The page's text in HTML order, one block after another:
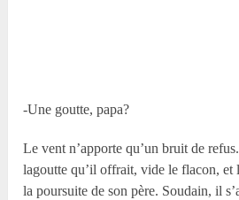
-Une goutte, papa?
Le vent n’apporte qu’un bruit de
lagoutte qu’il offrait, vide le flacon, et
la poursuite de son père. Soudain, il